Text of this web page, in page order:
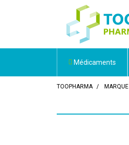
Médicaments
TOOPHARMA MARQUE